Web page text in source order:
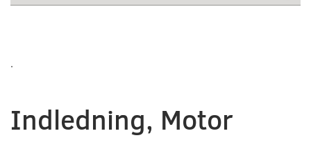
.
Indledning, Motor